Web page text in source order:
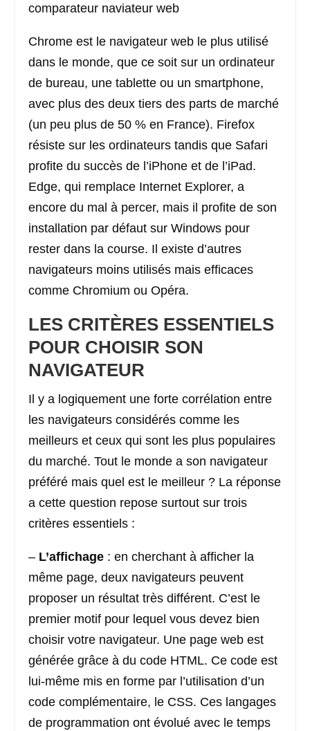
comparateur naviateur web
Chrome est le navigateur web le plus utilisé
dans le monde, que ce soit sur un ordinateur
de bureau, une tablette ou un smartphone,
avec plus des deux tiers des parts de marché
(un peu plus de 50 % en France). Firefox
résiste sur les ordinateurs tandis que Safari
profite du succès de l’iPhone et de l’iPad.
Edge, qui remplace Internet Explorer, a
encore du mal à percer, mais il profite de son
installation par défaut sur Windows pour
rester dans la course. Il existe d’autres
navigateurs moins utilisés mais efficaces
comme Chromium ou Opéra.
LES CRITÈRES ESSENTIELS
POUR CHOISIR SON
NAVIGATEUR
Il y a logiquement une forte corrélation entre
les navigateurs considérés comme les
meilleurs et ceux qui sont les plus populaires
du marché. Tout le monde a son navigateur
préféré mais quel est le meilleur ? La réponse
a cette question repose surtout sur trois
critères essentiels :
– L’affichage : en cherchant à afficher la
même page, deux navigateurs peuvent
proposer un résultat très différent. C’est le
premier motif pour lequel vous devez bien
choisir votre navigateur. Une page web est
générée grâce à du code HTML. Ce code est
lui-même mis en forme par l’utilisation d’un
code complémentaire, le CSS. Ces langages
de programmation ont évolué avec le temps